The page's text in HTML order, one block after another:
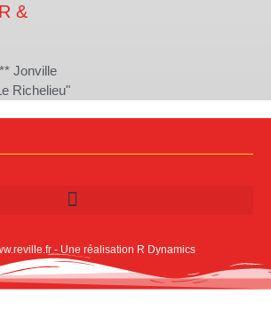
&
Jonville
Richelieu"
- Une réalisation R Dynamics